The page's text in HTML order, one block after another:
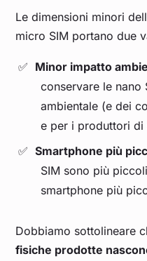
Le dimensioni minori
micro SIM portano due
Minor impatto
conservare le nano
ambientale (e dei
e per i produttori di
Smartphone più
SIM sono più
smartphone più
Dobbiamo sottolineare
fisiche prodotte